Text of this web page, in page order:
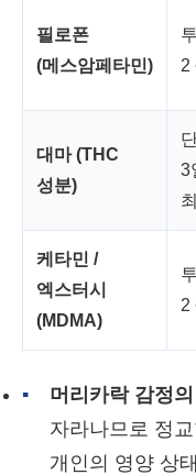
필로폰
(메스암페타민)
2
대마 (THC
성분)
3
케타민 /
엑스터시
(MDMA)
2
▪ 머리카락 감정
자라나므로 정
개인의 영양 상